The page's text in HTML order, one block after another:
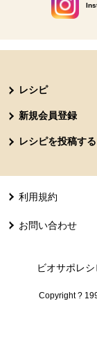
別
レシピ
新規会員登録
レシピを投稿する
利用規約
お問い合わせ
ビオサポレシ
Copyright ?